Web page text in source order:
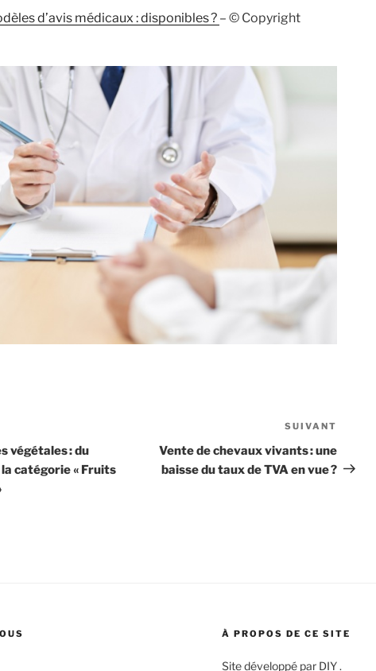
d’avis médicaux : disponibles ? – © Copyright
végétales : du
catégorie « Fruits
suivant
SUIVANT
Vente de chevaux vivants : une
baisse du taux de TVA en vue ?
À PROPOS DE CE SITE
Site développé par DIY .